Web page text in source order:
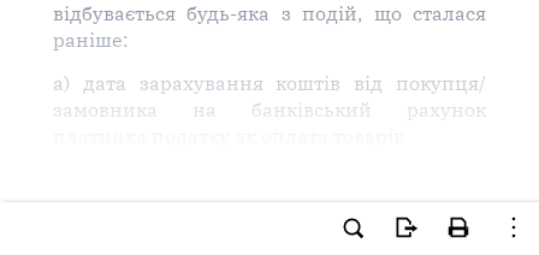
відбувається будь-яка з подій, що сталася
раніше:
а) дата зарахування коштів від покупця/
замовника на банківський рахунок